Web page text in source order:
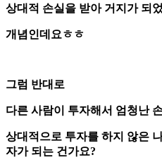
상대적 손실을 받아 거지가 되
개념인데요ㅎㅎ
그럼 반대로
다른 사람이 투자해서 엄청난
상대적으로 투자를 하지 않은
자가 되는 건가요?